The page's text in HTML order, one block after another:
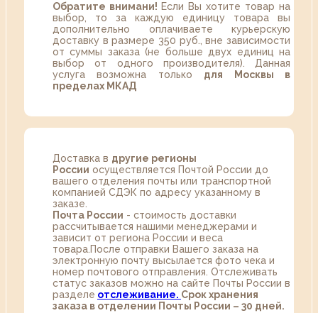
Обратите внимани! Если Вы хотите товар на
выбор, то за каждую единицу товара вы
дополнительно оплачиваете курьерскую
доставку в размере 350 руб., вне зависимости
от суммы заказа (не больше двух единиц на
выбор от одного производителя). Данная
услуга возможна только для Москвы в
пределах МКАД
Доставка в другие регионы
России осуществляется Почтой России до
вашего отделения почты или транспортной
компанией СДЭК по адресу указанному в
заказе.
Почта России - стоимость доставки
рассчитывается нашими менеджерами и
зависит от региона России и веса
товара.После отправки Вашего заказа на
электронную почту высылается фото чека и
номер почтового отправления. Отслеживать
статус заказов можно на сайте Почты России в
разделе oтслеживание. Срок хранения
заказа в отделении Почты России – 30 дней.